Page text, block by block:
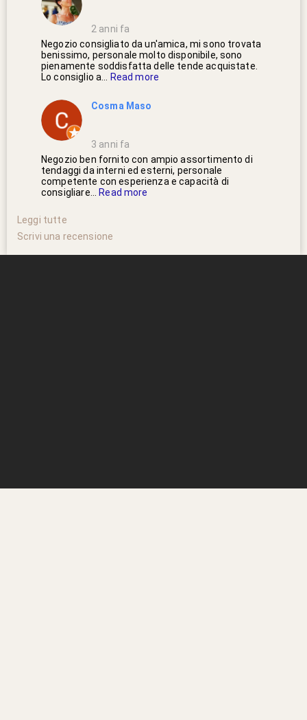
2 anni fa
Negozio consigliato da un'amica, mi sono trovata
benissimo, personale molto disponibile, sono
pienamente soddisfatta delle tende acquistate.
Lo consiglio a...
Read more
Cosma Maso
3 anni fa
Negozio ben fornito con ampio assortimento di
tendaggi da interni ed esterni, personale
competente con esperienza e capacità di
consigliare...
Read more
Scrivi una recensione